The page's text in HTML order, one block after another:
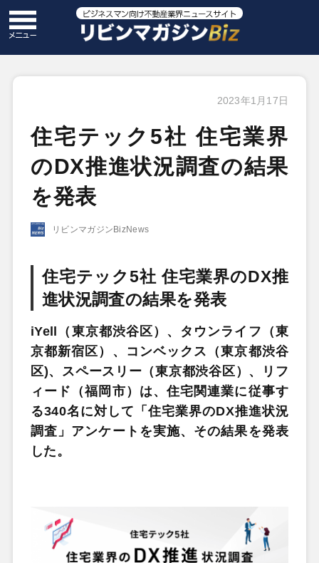
2023年1月17日
住宅テック5社 住宅業界
のDX推進状況調査の結果
を発表
リビンマガジンBizNews
住宅テック5社 住宅業界のDX推
進状況調査の結果を発表
iYell（東京都渋谷区）、タウンライフ（東
京都新宿区）、コンベックス（東京都渋谷
区)、スペースリー（東京都渋谷区）、リフ
ィード（福岡市）は、住宅関連業に従事す
る340名に対して「住宅業界のDX推進状況
調査」アンケートを実施、その結果を発表
した。